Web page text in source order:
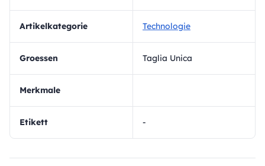
Artikelkategorie Technologie
Groessen Taglia Unica
Merkmale
Etikett -